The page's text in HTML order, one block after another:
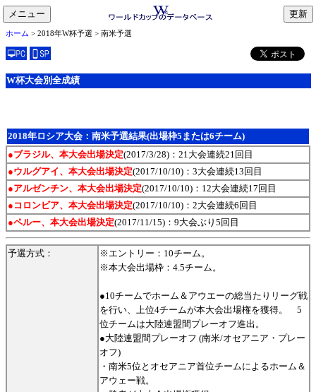
メニュー
toggle
navigation
ホーム > 2018年W杯予選 > 南米予選
W杯大会別全成績
2018年ロシア大会：南米予選結果(出場枠5または6チーム)
●ブラジル、本大会出場決定(2017/3/28)：21大会連続21回目
●ウルグアイ、本大会出場決定(2017/10/10)：3大会連続13回目
●アルゼンチン、本大会出場決定(2017/10/10)：12大会連続17回目
●コロンビア、本大会出場決定(2017/10/10)：2大会連続6回目
●ペルー、本大会出場決定(2017/11/15)：9大会ぶり5回目
予選方式：
※エントリー：10チーム。
※本大会出場枠：4.5チーム。
●10チームでホーム＆アウエーの総当たりリーグ戦
を行い、上位4チームが本大会出場権を獲得。 5
位チームは大陸連盟間プレーオフ進出。
●大陸連盟間プレーオフ (南米/オセアニア・プレー
オフ)
・南米5位とオセアニア首位チームによるホーム＆
アウェー戦。